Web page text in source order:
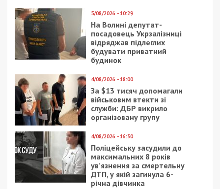
5/08/2026 - 10:29
На Волині депутат-
посадовець Укрзалізниці
відряджав підлеглих
будувати приватний
будинок
4/08/2026 - 18:00
За $13 тисяч допомагали
військовим втекти зі
служби: ДБР викрило
організовану групу
4/08/2026 - 16:30
Поліцейську засудили до
максимальних 8 років
ув’язнення за смертельну
ДТП, у якій загинула 6-
річна дівчинка